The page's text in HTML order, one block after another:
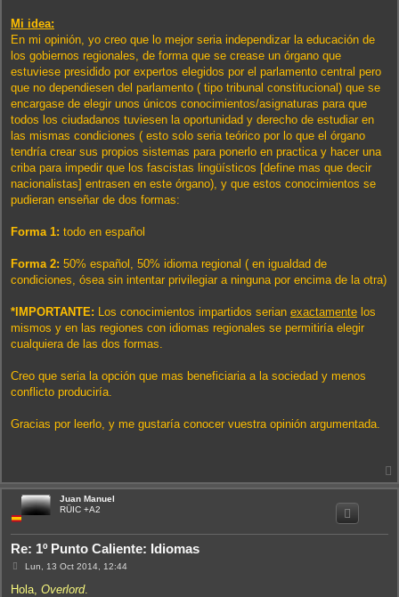
Mi idea:
En mi opinión, yo creo que lo mejor seria independizar la educación de
los gobiernos regionales, de forma que se crease un órgano que
estuviese presidido por expertos elegidos por el parlamento central pero
que no dependiesen del parlamento ( tipo tribunal constitucional) que se
encargase de elegir unos únicos conocimientos/asignaturas para que
todos los ciudadanos tuviesen la oportunidad y derecho de estudiar en
las mismas condiciones ( esto solo seria teórico por lo que el órgano
tendría crear sus propios sistemas para ponerlo en practica y hacer una
criba para impedir que los fascistas lingüísticos [define mas que decir
nacionalistas] entrasen en este órgano), y que estos conocimientos se
pudieran enseñar de dos formas:
Forma 1: todo en español
Forma 2: 50% español, 50% idioma regional ( en igualdad de
condiciones, ósea sin intentar privilegiar a ninguna por encima de la otra)
*IMPORTANTE: Los conocimientos impartidos serian exactamente los
mismos y en las regiones con idiomas regionales se permitiría elegir
cualquiera de las dos formas.
Creo que seria la opción que mas beneficiaria a la sociedad y menos
conflicto produciría.
Gracias por leerlo, y me gustaría conocer vuestra opinión argumentada.
r
Juan Manuel
RÜIC +A2
Re: 1º Punto Caliente: Idiomas
M
n
Lun, 13 Oct 2014, 12:44
Hola, Overlord.